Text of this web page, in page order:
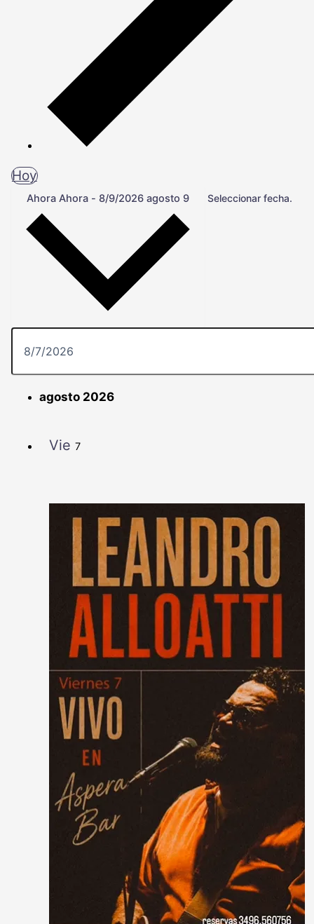
Hoy
Ahora Ahora - 8/9/2026 agosto 9 Seleccionar fecha.
agosto 2026
Vie7